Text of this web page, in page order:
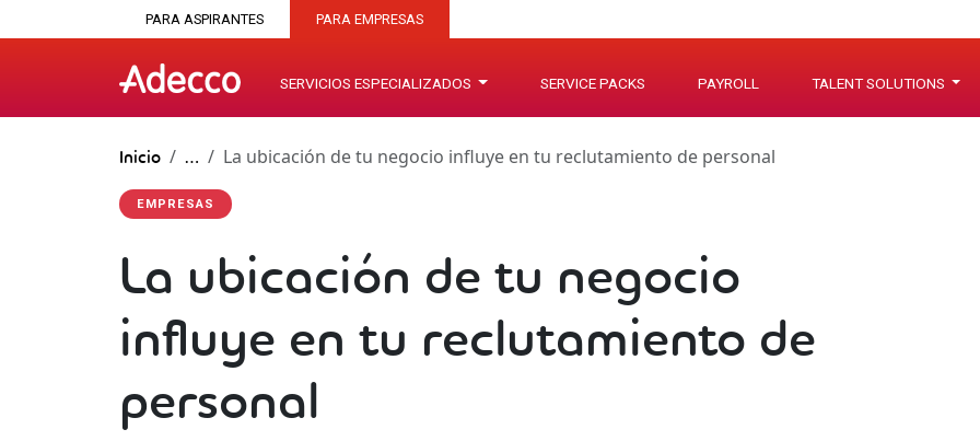
PARA ASPIRANTES PARA EMPRESAS
SERVICIOS ESPECIALIZADOS SERVICE PACKS PAYROLL TALENT SOLUTIONS
Inicio … La ubicación de tu negocio influye en tu reclutamiento de personal
EMPRESAS
La ubicación de tu negocio
influye en tu reclutamiento de
personal